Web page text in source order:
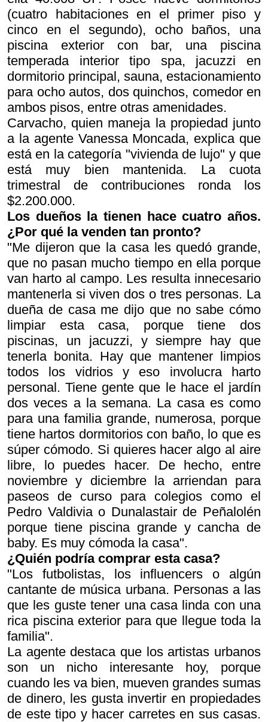
(cuatro habitaciones en el primer piso y
cinco en el segundo), ocho baños, una
piscina exterior con bar, una piscina
temperada interior tipo spa, jacuzzi en
dormitorio principal, sauna, estacionamiento
para ocho autos, dos quinchos, comedor en
ambos pisos, entre otras amenidades.
Carvacho, quien maneja la propiedad junto
a la agente Vanessa Moncada, explica que
está en la categoría "vivienda de lujo" y que
está muy bien mantenida. La cuota
trimestral de contribuciones ronda los
$2.200.000.
Los dueños la tienen hace cuatro años.
¿Por qué la venden tan pronto?
"Me dijeron que la casa les quedó grande,
que no pasan mucho tiempo en ella porque
van harto al campo. Les resulta innecesario
mantenerla si viven dos o tres personas. La
dueña de casa me dijo que no sabe cómo
limpiar esta casa, porque tiene dos
piscinas, un jacuzzi, y siempre hay que
tenerla bonita. Hay que mantener limpios
todos los vidrios y eso involucra harto
personal. Tiene gente que le hace el jardín
dos veces a la semana. La casa es como
para una familia grande, numerosa, porque
tiene hartos dormitorios con baño, lo que es
súper cómodo. Si quieres hacer algo al aire
libre, lo puedes hacer. De hecho, entre
noviembre y diciembre la arriendan para
paseos de curso para colegios como el
Pedro Valdivia o Dunalastair de Peñalolén
porque tiene piscina grande y cancha de
baby. Es muy cómoda la casa".
¿Quién podría comprar esta casa?
"Los futbolistas, los influencers o algún
cantante de música urbana. Personas a las
que les guste tener una casa linda con una
rica piscina exterior para que llegue toda la
familia".
La agente destaca que los artistas urbanos
son un nicho interesante hoy, porque
cuando les va bien, mueven grandes sumas
de dinero, les gusta invertir en propiedades
de este tipo y hacer carretes en sus casas.